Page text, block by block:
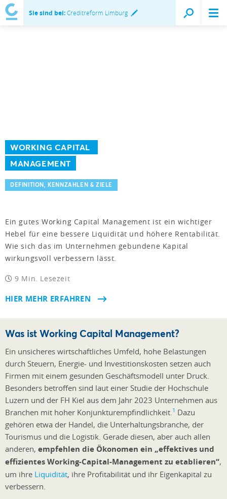
Sie sind bei:Creditreform Limburg
WORKING CAPITAL
MANAGEMENT
DEFINITION, KENNZAHLEN & ZIELE
Ein gutes Working Capital Management ist ein wichtiger
Hebel für eine bessere Liquidität und höhere Rentabilität.
Wie sich das im Unternehmen gebundene Kapital
wirkungsvoll verbessern lässt.
9 Min. Lesezeit
HIER MEHR ERFAHREN
Was ist Working Capital Management?
Ein unsicheres wirtschaftliches Umfeld, hohe Belastungen
durch Steuern, Energie- und Investitionskosten setzen auch
Firmen mit einem gesunden Geschäftsmodell unter Druck.
Besonders betroffen sind laut einer Studie der Hochschule
Luzern und der FH Kiel aus dem Jahr 2023 Unternehmen aus
Branchen mit hoher Konjunkturempfindlichkeit. 1 Dazu
gehören etwa der Handel, die Unterhaltungsbranche, der
Tourismus und die Logistik. Gerade diesen, aber auch allen
anderen, empfehlen die Ökonomen ein „effektives und
effizientes Working-Capital-Management zu etablieren“,
um ihre Liquidität, ihre Profitabilität und ihr Eigenkapital zu
verbessern.